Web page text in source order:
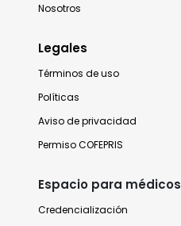
Nosotros
Legales
Términos de uso
Políticas
Aviso de privacidad
Permiso COFEPRIS
Espacio para médicos
Credencialización